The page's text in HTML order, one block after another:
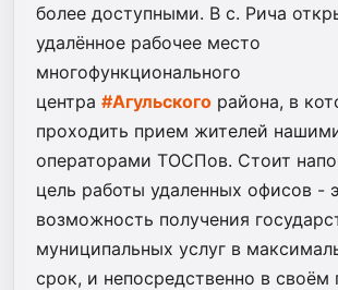
более доступными. В c. Рича
удалённое рабочее место
многофункционального
центра #Агульского района, в
проходить прием жителей
операторами ТОСПов. Стоит
цель работы удаленных офисов -
возможность получения
муниципальных услуг в
срок, и непосредственно в своём